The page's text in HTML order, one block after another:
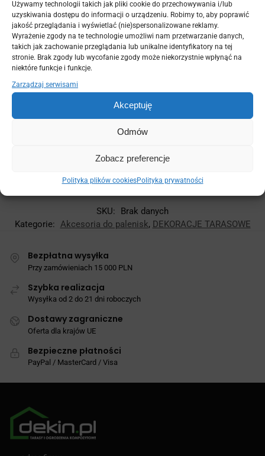
Używamy technologii takich jak pliki cookie do przechowywania i/lub
uzyskiwania dostępu do informacji o urządzeniu. Robimy to, aby poprawić
jakość przeglądania i wyświetlać (nie)spersonalizowane reklamy.
Wyrażenie zgody na te technologie umożliwi nam przetwarzanie danych,
takich jak zachowanie przeglądania lub unikalne identyfikatory na tej
stronie. Brak zgody lub wycofanie zgody może niekorzystnie wpłynąć na
niektóre funkcje i funkcje.
Zarządzaj serwisami
Akceptuję
Odmów
Zobacz preferencje
Polityka plików cookiesPolityka prywatności
Gwarantowane bezpieczne transakcje
[f12-wc-accessories-optional post_id="12941"]
SKU:
Brak danych
Kategorie: Akcesoria do palenisk, DEKORACJE TARASOWE
Bezpłatna wysyłka
Przy zamówieniach 15 000 PLN
Szybka realizacja
Wysyłka od 2 do 21 dni roboczych
Dostawy zagraniczne
Oferta dla krajów UE
Bezpieczne płatności
PayPal / MasterCard / Visa